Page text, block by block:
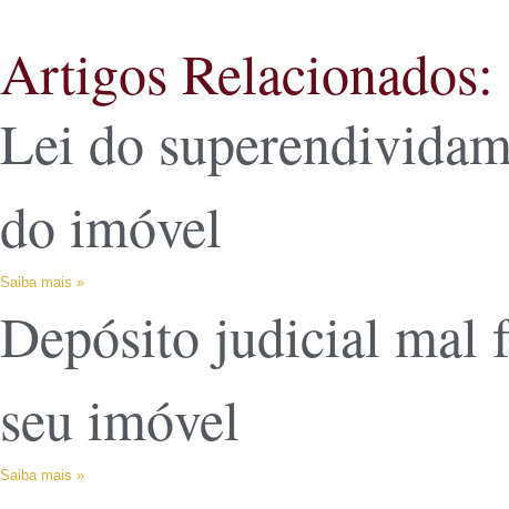
Artigos Relacionados:
Lei do
do imóvel
Saiba mais »
Depósito judicial mal
seu imóvel
Saiba mais »